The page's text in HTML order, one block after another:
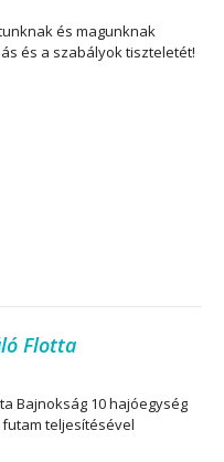
és magunknak
és a szabályok tiszteletét!
Flotta
Bajnokság 10 hajóegység
teljesítésével